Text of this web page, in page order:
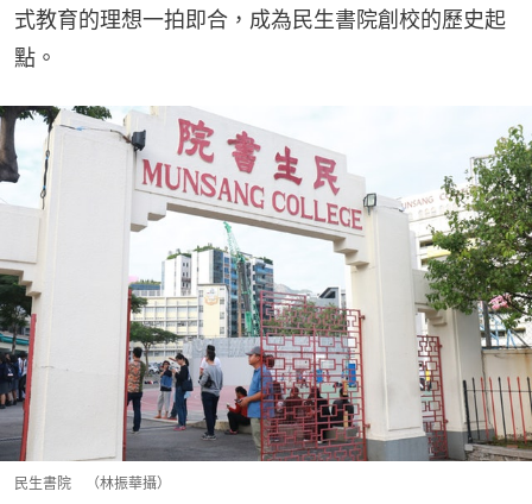
式教育的理想一拍即合，成為民生書院創校的歷史起
點。
民生書院 （林振華攝）